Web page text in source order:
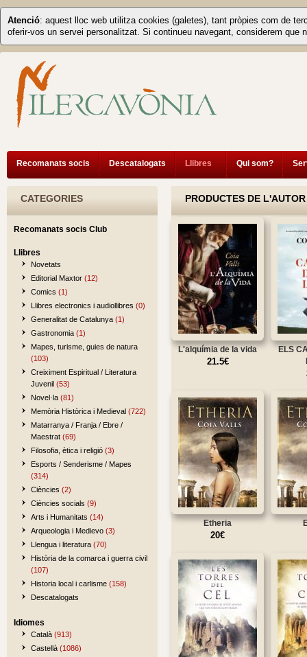
Atenció: aquest lloc web utilitza cookies (galetes), tant pròpies com de
oferir-vos un servei personalitzat. Si continueu navegant, considerem que
Recomanats socis Descatalogats Llibres Qui som?
CATEGORIES
Recomanats socis Club
Llibres
Novetats
Editorial Maxtor (12)
Comics (1)
Llibres electronics i audiollibres (0)
Generalitat de Catalunya (1)
Gastronomia (1)
Mapes, turisme, guies de natura
(103)
Creiximent Espiritual / Literatura
Juvenil (53)
Novel·la (81)
Memòria Històrica i Medieval (722)
Matarranya / Franja / Ebre /
Maestrat (69)
Filosofia, ètica i religió (3)
Esports / Senderisme / Mapes
(314)
Ciències (2)
Ciències socials (9)
Arts i Humanitats (14)
Arqueologia i Medievo (3)
Llengua i literatura (70)
Història de la comarca i guerra civil
(107)
Historia local i carlisme (158)
Descatalogats
Idiomes
Català (913)
Castellà (1086)
PRODUCTES DE
L'alquímia de la vida
21.5€
ELS
Etheria
20€